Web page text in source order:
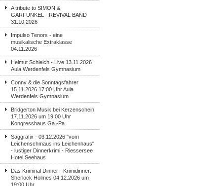
A tribute to SIMON &
GARFUNKEL - REVIVAL BAND
31.10.2026
Impulso Tenors - eine
musikalische Extraklasse
04.11.2026
Helmut Schleich - Live 13.11.2026
Aula Werdenfels Gymnasium
Conny & die Sonntagsfahrer
15.11.2026 17:00 Uhr Aula
Werdenfels Gymnasium
Bridgerton Musik bei Kerzenschein
17.11.2026 um 19:00 Uhr
Kongresshaus Ga.-Pa.
Saggrafix - 03.12.2026 "vom
Leichenschmaus ins Leichenhaus"
- lustiger Dinnerkrimi - Riessersee
Hotel Seehaus
Das Kriminal Dinner - Krimidinner:
Sherlock Holmes 04.12.2026 um
19:00 Uhr